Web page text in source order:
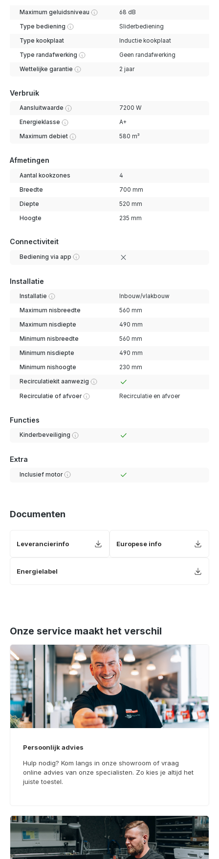
Maximum geluidsniveau 68 dB
Type bediening Sliderbediening
Type kookplaat Inductie kookplaat
Type randafwerking Geen randafwerking
Wettelijke garantie 2 jaar
Verbruik
Aansluitwaarde 7200 W
Energieklasse A+
Maximum debiet 580 m³
Afmetingen
Aantal kookzones 4
Breedte 700 mm
Diepte 520 mm
Hoogte 235 mm
Connectiviteit
Bediening via app
Installatie
Installatie Inbouw/vlakbouw
Maximum nisbreedte 560 mm
Maximum nisdiepte 490 mm
Minimum nisbreedte 560 mm
Minimum nisdiepte 490 mm
Minimum nishoogte 230 mm
Recirculatiekit aanwezig
Recirculatie of afvoer Recirculatie en afvoer
Functies
Kinderbeveiliging
Extra
Inclusief motor
Documenten
Leverancierinfo Europese info
Energielabel
Onze service maakt het verschil
Persoonlijk advies
Hulp nodig? Kom langs in onze showroom of vraag
online advies van onze specialisten. Zo kies je altijd het
juiste toestel.